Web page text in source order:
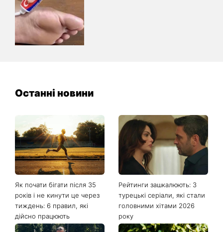
Останні новини
Як почати бігати після 35
років і не кинути це через
тиждень: 6 правил, які
дійсно працюють
Рейтинги зашкалюють: 3
турецькі серіали, які стали
головними хітами 2026
року